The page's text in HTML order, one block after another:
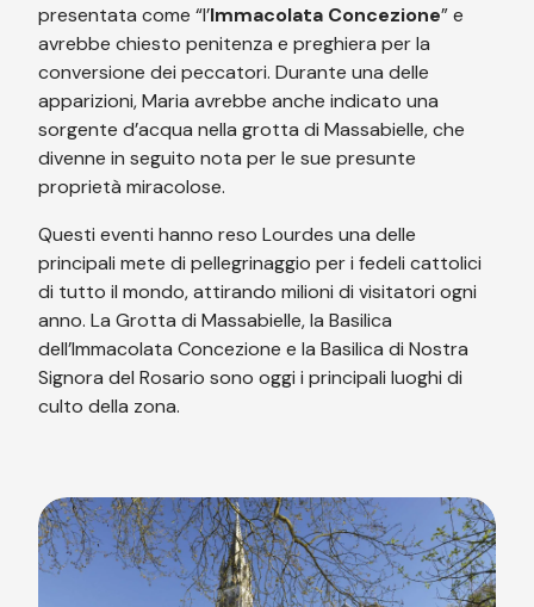
presentata come “l’Immacolata Concezione” e
avrebbe chiesto penitenza e preghiera per la
conversione dei peccatori. Durante una delle
apparizioni, Maria avrebbe anche indicato una
sorgente d’acqua nella grotta di Massabielle, che
divenne in seguito nota per le sue presunte
proprietà miracolose.
Questi eventi hanno reso Lourdes una delle
principali mete di pellegrinaggio per i fedeli cattolici
di tutto il mondo, attirando milioni di visitatori ogni
anno. La Grotta di Massabielle, la Basilica
dell’Immacolata Concezione e la Basilica di Nostra
Signora del Rosario sono oggi i principali luoghi di
culto della zona.